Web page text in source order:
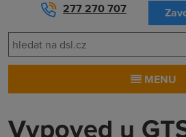
277 270 707
MENU
Vypoved u